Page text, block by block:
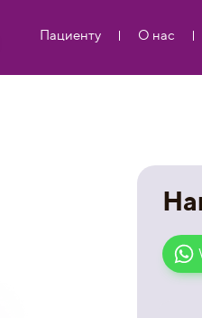
Пациенту О нас